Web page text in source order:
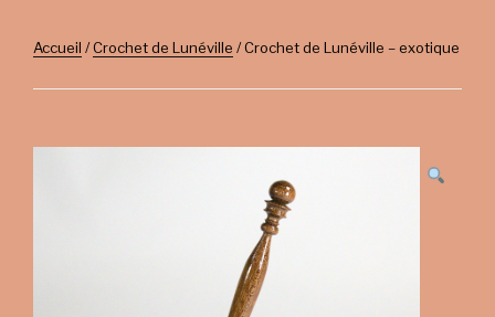
Accueil /Crochet de Lunéville / Crochet de Lunéville – exotique